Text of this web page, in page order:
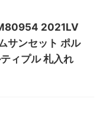
2021LV
サンセット ポル
ィプル 札入れ